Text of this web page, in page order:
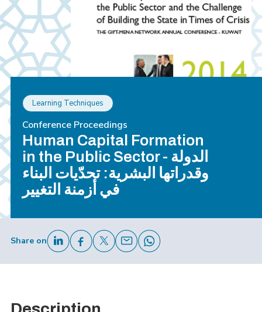
Learning Techniques
Conference Proceedings
Human Capital Formation
in the Public Sector - الدولة
وقدراتها البشرية: تحدّيات البناء
في أزمنة التغيير
Share on